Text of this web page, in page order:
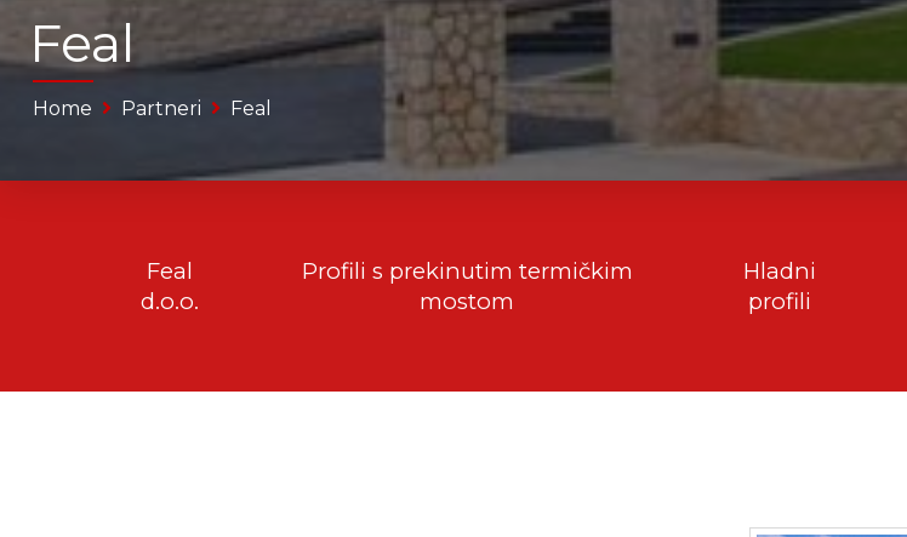
Feal
Home Partneri Feal
Feal
d.o.o.
Profili s prekinutim termičkim
mostom
Hladni
profili